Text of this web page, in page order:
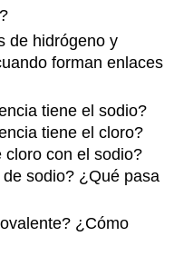
de hidrógeno y
forman enlaces
tiene el sodio?
tiene el cloro?
cloro con el sodio?
sodio? ¿Qué pasa
¿Cómo